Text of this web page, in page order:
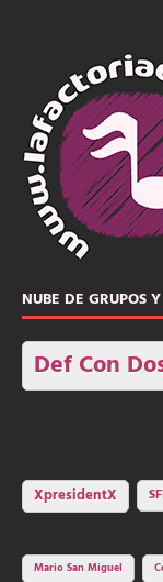
NUBE DE GRUPOS
Def Con
XpresidentX
Mario San Miguel